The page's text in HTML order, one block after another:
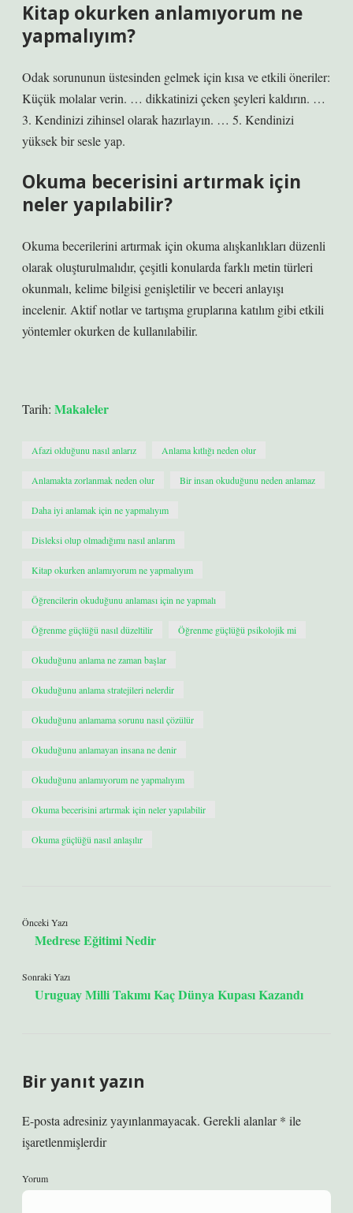
Kitap okurken anlamıyorum ne
yapmalıyım?
Odak sorununun üstesinden gelmek için kısa ve etkili öneriler:
Küçük molalar verin. … dikkatinizi çeken şeyleri kaldırın. …
3. Kendinizi zihinsel olarak hazırlayın. … 5. Kendinizi
yüksek bir sesle yap.
Okuma becerisini artırmak için
neler yapılabilir?
Okuma becerilerini artırmak için okuma alışkanlıkları düzenli
olarak oluşturulmalıdır, çeşitli konularda farklı metin türleri
okunmalı, kelime bilgisi genişletilir ve beceri anlayışı
incelenir. Aktif notlar ve tartışma gruplarına katılım gibi etkili
yöntemler okurken de kullanılabilir.
Tarih: Makaleler
Afazi olduğunu nasıl anlarız Anlama kıtlığı neden olur
Anlamakta zorlanmak neden olur Bir insan okuduğunu neden anlamaz
Daha iyi anlamak için ne yapmalıyım
Disleksi olup olmadığımı nasıl anlarım
Kitap okurken anlamıyorum ne yapmalıyım
Öğrencilerin okuduğunu anlaması için ne yapmalı
Öğrenme güçlüğü nasıl düzeltilir Öğrenme güçlüğü psikolojik mi
Okuduğunu anlama ne zaman başlar
Okuduğunu anlama stratejileri nelerdir
Okuduğunu anlamama sorunu nasıl çözülür
Okuduğunu anlamayan insana ne denir
Okuduğunu anlamıyorum ne yapmalıyım
Okuma becerisini artırmak için neler yapılabilir
Okuma güçlüğü nasıl anlaşılır
Önceki Yazı
Medrese Eğitimi Nedir
Sonraki Yazı
Uruguay Milli Takımı Kaç Dünya Kupası Kazandı
Bir yanıt yazın
E-posta adresiniz yayınlanmayacak. Gerekli alanlar* ile
işaretlenmişlerdir
Yorum